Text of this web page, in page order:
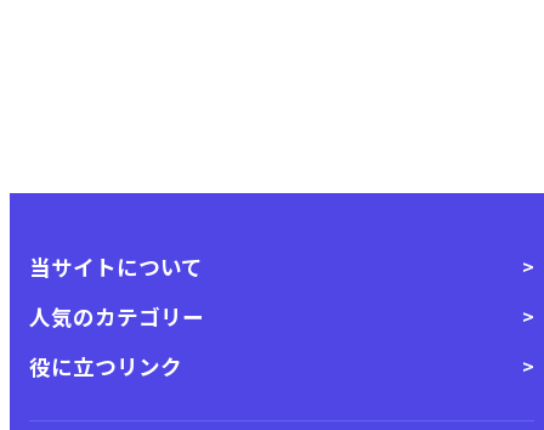
当サイトについて
人気のカテゴリー
役に立つリンク